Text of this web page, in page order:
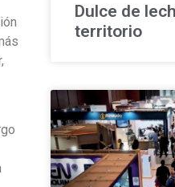
Dulce de
territorio